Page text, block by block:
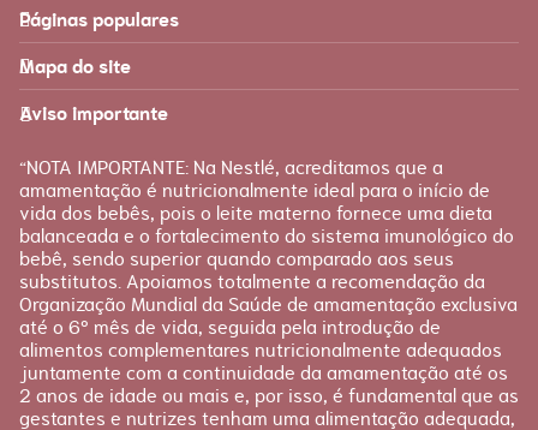
Páginas populares
Feito para você Materna
FAQ
Fale conosco
Mapa do site
Produtos
Loja Nestlé FamilyNes
Produtos Materna
Recursos
Etapas
Gravidez
Planejamento
Pós-parto
Aviso importante
“NOTA IMPORTANTE: Na Nestlé, acreditamos que a
amamentação é nutricionalmente ideal para o início de
vida dos bebês, pois o leite materno fornece uma dieta
balanceada e o fortalecimento do sistema imunológico do
bebê, sendo superior quando comparado aos seus
substitutos. Apoiamos totalmente a recomendação da
Organização Mundial da Saúde de amamentação exclusiva
até o 6º mês de vida, seguida pela introdução de
alimentos complementares nutricionalmente adequados
juntamente com a continuidade da amamentação até os
2 anos de idade ou mais e, por isso, é fundamental que as
gestantes e nutrizes tenham uma alimentação adequada,